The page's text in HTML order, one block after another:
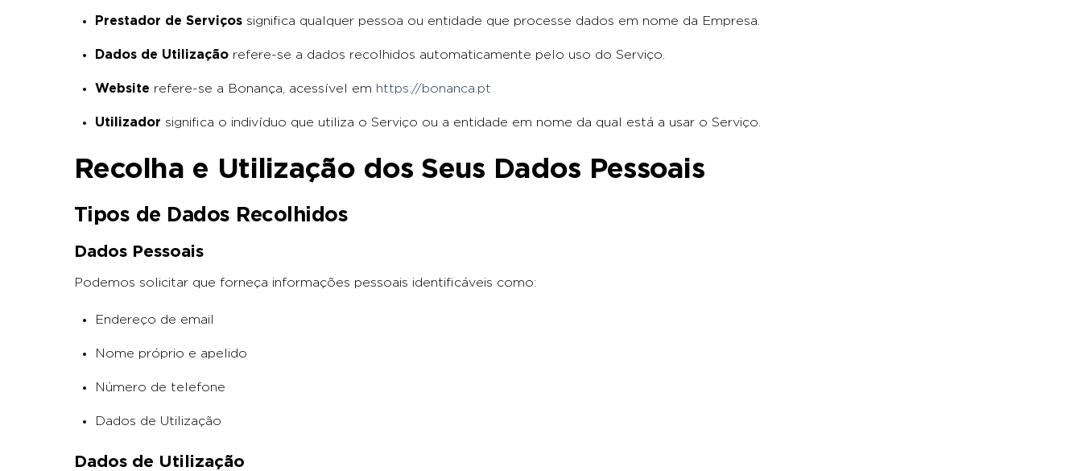
Prestador de Serviçossignifica qualquer pessoa ou entidade que processe dados em nome da Empresa.
Dados de Utilizaçãorefere-se a dados recolhidos automaticamente pelo uso do Serviço.
Website refere-se a Bonança, acessível em https://bonanca.pt
Utilizador significa o indivíduo que utiliza o Serviço ou a entidade em nome da qual está a usar o Serviço.
Recolha e Utilização dos Seus Dados Pessoais
Tipos de Dados Recolhidos
Dados Pessoais
Podemos solicitar que forneça informações pessoais identificáveis como:
Endereço de email
Nome próprio e apelido
Número de telefone
Dados de Utilização
Dados de Utilização